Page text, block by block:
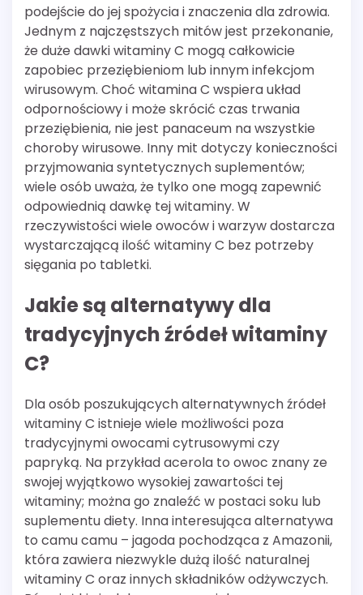
podejście do jej spożycia i znaczenia dla zdrowia.
Jednym z najczęstszych mitów jest przekonanie,
że duże dawki witaminy C mogą całkowicie
zapobiec przeziębieniom lub innym infekcjom
wirusowym. Choć witamina C wspiera układ
odpornościowy i może skrócić czas trwania
przeziębienia, nie jest panaceum na wszystkie
choroby wirusowe. Inny mit dotyczy konieczności
przyjmowania syntetycznych suplementów;
wiele osób uważa, że tylko one mogą zapewnić
odpowiednią dawkę tej witaminy. W
rzeczywistości wiele owoców i warzyw dostarcza
wystarczającą ilość witaminy C bez potrzeby
sięgania po tabletki.
Jakie są alternatywy dla
tradycyjnych źródeł witaminy
C?
Dla osób poszukujących alternatywnych źródeł
witaminy C istnieje wiele możliwości poza
tradycyjnymi owocami cytrusowymi czy
papryką. Na przykład acerola to owoc znany ze
swojej wyjątkowo wysokiej zawartości tej
witaminy; można go znaleźć w postaci soku lub
suplementu diety. Inna interesująca alternatywa
to camu camu – jagoda pochodząca z Amazonii,
która zawiera niezwykle dużą ilość naturalnej
witaminy C oraz innych składników odżywczych.